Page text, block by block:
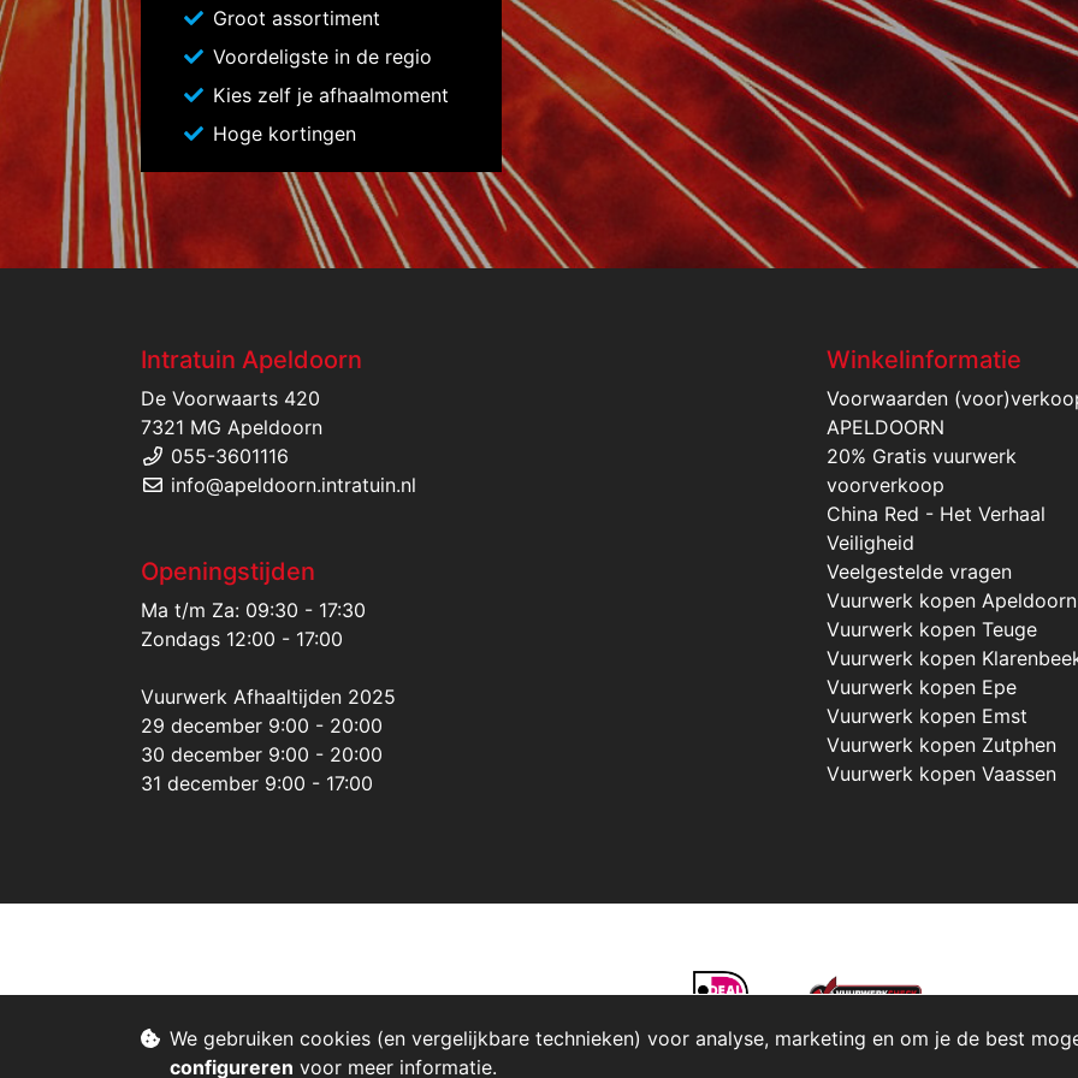
Groot assortiment
Voordeligste in de regio
Kies zelf je afhaalmoment
Hoge kortingen
We gebruiken cookies (en vergelijkbare technieken) voor analyse, marketing en om je de best
configureren voor meer informatie.
Intratuin Apeldoorn
De Voorwaarts 420
7321 MG Apeldoorn
055-3601116
info@apeldoorn.intratuin.nl
Openingstijden
Ma t/m Za: 09:30 - 17:30
Zondags 12:00 - 17:00
Vuurwerk Afhaaltijden 2025
29 december 9:00 - 20:00
30 december 9:00 - 20:00
31 december 9:00 - 17:00
Winkelinformatie
Voorwaarden
APELDOORN
20% Gratis vuurwerk
voorverkoop
China Red - Het Verhaal
Veiligheid
Veelgestelde vragen
Vuurwerk kopen Apeldoorn
Vuurwerk kopen Teuge
Vuurwerk kopen
Vuurwerk kopen Epe
Vuurwerk kopen Emst
Vuurwerk kopen Zutphen
Vuurwerk kopen Vaassen